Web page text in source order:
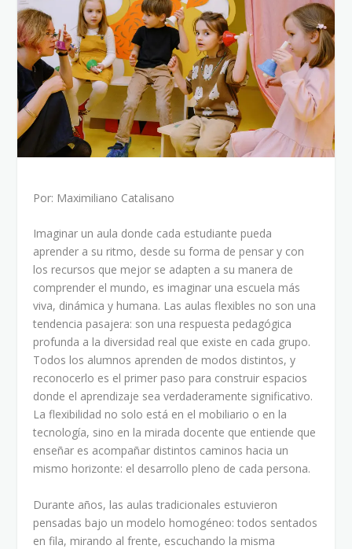
Por: Maximiliano Catalisano
Imaginar un aula donde cada estudiante pueda
aprender a su ritmo, desde su forma de pensar y con
los recursos que mejor se adapten a su manera de
comprender el mundo, es imaginar una escuela más
viva, dinámica y humana. Las aulas flexibles no son una
tendencia pasajera: son una respuesta pedagógica
profunda a la diversidad real que existe en cada grupo.
Todos los alumnos aprenden de modos distintos, y
reconocerlo es el primer paso para construir espacios
donde el aprendizaje sea verdaderamente significativo.
La flexibilidad no solo está en el mobiliario o en la
tecnología, sino en la mirada docente que entiende que
enseñar es acompañar distintos caminos hacia un
mismo horizonte: el desarrollo pleno de cada persona.
Durante años, las aulas tradicionales estuvieron
pensadas bajo un modelo homogéneo: todos sentados
en fila, mirando al frente, escuchando la misma